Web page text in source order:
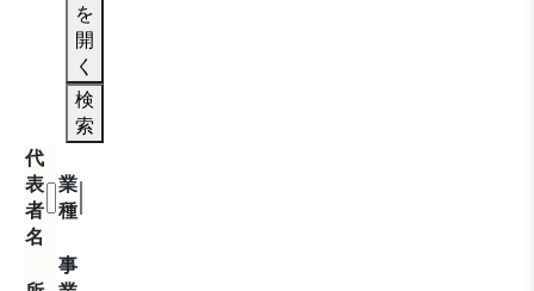
を
開
く
検
索
代
表
者
名
業
種
事